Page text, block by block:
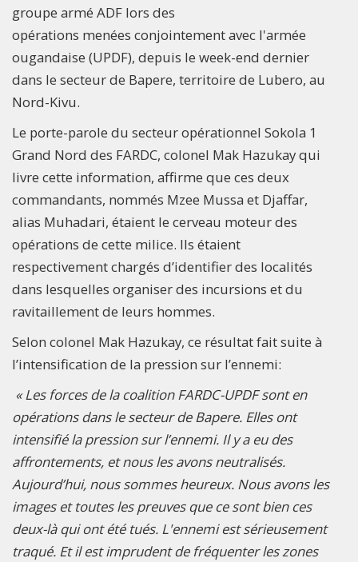
groupe armé ADF lors des
opérations menées conjointement avec l'armée
ougandaise (UPDF), depuis le week-end dernier
dans le secteur de Bapere, territoire de Lubero, au
Nord-Kivu.
Le porte-parole du secteur opérationnel Sokola 1
Grand Nord des FARDC, colonel Mak Hazukay qui
livre cette information, affirme que ces deux
commandants, nommés Mzee Mussa et Djaffar,
alias Muhadari, étaient le cerveau moteur des
opérations de cette milice. Ils étaient
respectivement chargés d’identifier des localités
dans lesquelles organiser des incursions et du
ravitaillement de leurs hommes.
Selon colonel Mak Hazukay, ce résultat fait suite à
l’intensification de la pression sur l’ennemi:
« Les forces de la coalition FARDC-UPDF sont en
opérations dans le secteur de Bapere. Elles ont
intensifié la pression sur l’ennemi. Il y a eu des
affrontements, et nous les avons neutralisés.
Aujourd’hui, nous sommes heureux. Nous avons les
images et toutes les preuves que ce sont bien ces
deux-là qui ont été tués. L'ennemi est sérieusement
traqué. Et il est imprudent de fréquenter les zones